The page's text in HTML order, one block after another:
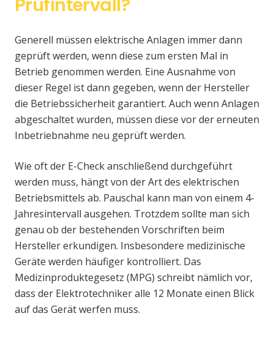
Prüfintervall?
Generell müssen elektrische Anlagen immer dann
geprüft werden, wenn diese zum ersten Mal in
Betrieb genommen werden. Eine Ausnahme von
dieser Regel ist dann gegeben, wenn der Hersteller
die Betriebssicherheit garantiert. Auch wenn Anlagen
abgeschaltet wurden, müssen diese vor der erneuten
Inbetriebnahme neu geprüft werden.
Wie oft der E-Check anschließend durchgeführt
werden muss, hängt von der Art des elektrischen
Betriebsmittels ab. Pauschal kann man von einem 4-
Jahresintervall ausgehen. Trotzdem sollte man sich
genau ob der bestehenden Vorschriften beim
Hersteller erkundigen. Insbesondere medizinische
Geräte werden häufiger kontrolliert. Das
Medizinproduktegesetz (MPG) schreibt nämlich vor,
dass der Elektrotechniker alle 12 Monate einen Blick
auf das Gerät werfen muss.